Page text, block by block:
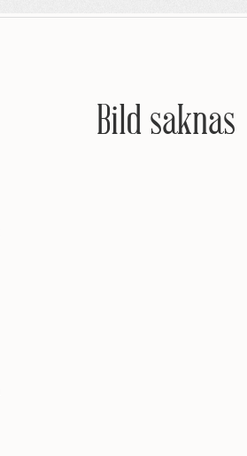
Bild saknas